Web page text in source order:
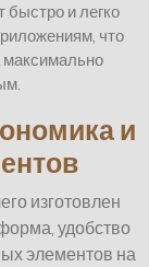
быстро и легко
что
и
изготовлен
удобство
элементов на